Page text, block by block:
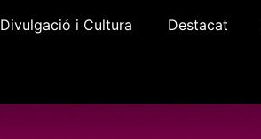
Divulgació i Cultura Destacat